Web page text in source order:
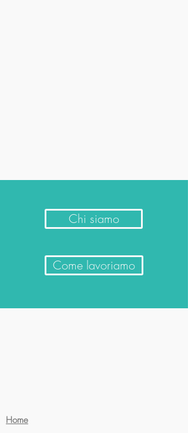
Chi siamo
Come lavoriamo
Home